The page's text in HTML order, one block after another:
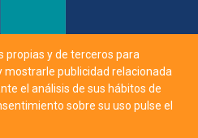
y servicios para el hogar
generales - Derecho de retirada
derechos reservados
propias y de terceros para
publicidad relacionada
el análisis de sus hábitos de
sobre su uso pulse el